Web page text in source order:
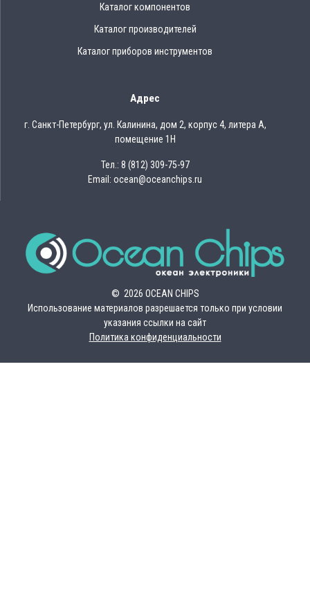
Каталог компонентов
Каталог производителей
Каталог приборов инструментов
Адрес
г. Санкт-Петербург, ул. Калинина, дом 2, корпус 4, литера А,
помещение 1Н
Тел.: 8 (812) 309-75-97
Email: ocean@oceanchips.ru
© 2026 OCEAN CHIPS
Использование материалов разрешается только при условии
указания ссылки на сайт
Политика конфиденциальности